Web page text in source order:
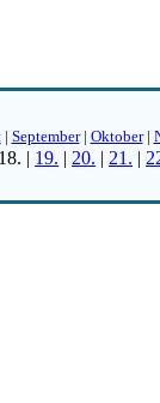
| September| Oktober|
18. | 19. | 20. | 21. |